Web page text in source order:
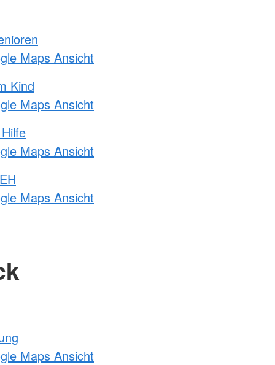
Maps Ansicht
Kind
Maps Ansicht
Maps Ansicht
Maps Ansicht
Maps Ansicht